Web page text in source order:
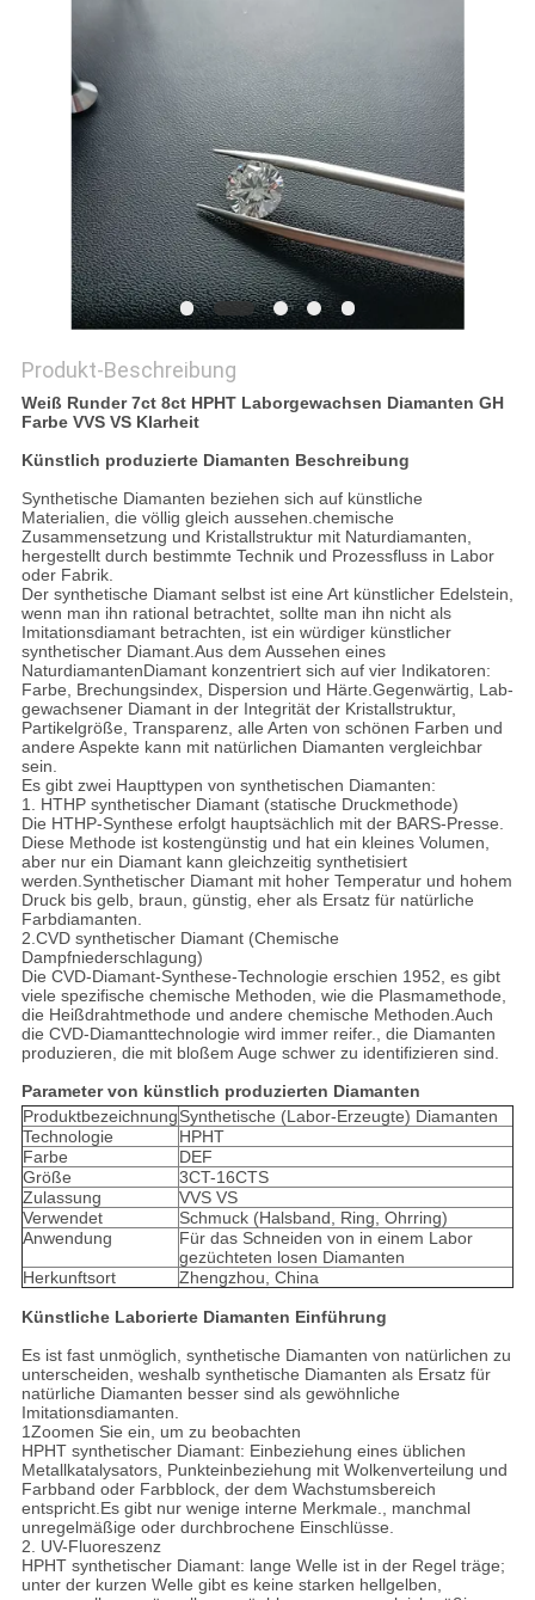
PRIVACY
POLICY
Produkt-Beschreibung
Weiß Runder 7ct 8ct HPHT Laborgewachsen Diamanten GH
Farbe VVS VS Klarheit
Künstlich produzierte Diamanten Beschreibung
Synthetische Diamanten beziehen sich auf künstliche
Materialien, die völlig gleich aussehen.chemische
Zusammensetzung und Kristallstruktur mit Naturdiamanten,
hergestellt durch bestimmte Technik und Prozessfluss in Labor
oder Fabrik.
Der synthetische Diamant selbst ist eine Art künstlicher Edelstein,
wenn man ihn rational betrachtet, sollte man ihn nicht als
Imitationsdiamant betrachten, ist ein würdiger künstlicher
synthetischer Diamant.Aus dem Aussehen eines
NaturdiamantenDiamant konzentriert sich auf vier Indikatoren:
Farbe, Brechungsindex, Dispersion und Härte.Gegenwärtig, Lab-
gewachsener Diamant in der Integrität der Kristallstruktur,
Partikelgröße, Transparenz, alle Arten von schönen Farben und
andere Aspekte kann mit natürlichen Diamanten vergleichbar
sein.
Es gibt zwei Haupttypen von synthetischen Diamanten:
1. HTHP synthetischer Diamant (statische Druckmethode)
Die HTHP-Synthese erfolgt hauptsächlich mit der BARS-Presse.
Diese Methode ist kostengünstig und hat ein kleines Volumen,
aber nur ein Diamant kann gleichzeitig synthetisiert
werden.Synthetischer Diamant mit hoher Temperatur und hohem
Druck bis gelb, braun, günstig, eher als Ersatz für natürliche
Farbdiamanten.
2.CVD synthetischer Diamant (Chemische
Dampfniederschlagung)
Die CVD-Diamant-Synthese-Technologie erschien 1952, es gibt
viele spezifische chemische Methoden, wie die Plasmamethode,
die Heißdrahtmethode und andere chemische Methoden.Auch
die CVD-Diamanttechnologie wird immer reifer., die Diamanten
produzieren, die mit bloßem Auge schwer zu identifizieren sind.
Parameter von künstlich produzierten Diamanten
ProduktbezeichnungSynthetische (Labor-Erzeugte) Diamanten
Technologie
HPHT
Farbe
DEF
Größe
3CT-16CTS
Zulassung
VVS VS
Verwendet
Schmuck (Halsband, Ring, Ohrring)
Anwendung
Für das Schneiden von in einem Labor
gezüchteten losen Diamanten
Herkunftsort
Zhengzhou, China
Künstliche Laborierte Diamanten Einführung
Es ist fast unmöglich, synthetische Diamanten von natürlichen zu
unterscheiden, weshalb synthetische Diamanten als Ersatz für
natürliche Diamanten besser sind als gewöhnliche
Imitationsdiamanten.
1Zoomen Sie ein, um zu beobachten
HPHT synthetischer Diamant: Einbeziehung eines üblichen
Metallkatalysators, Punkteinbeziehung mit Wolkenverteilung und
Farbband oder Farbblock, der dem Wachstumsbereich
entspricht.Es gibt nur wenige interne Merkmale., manchmal
unregelmäßige oder durchbrochene Einschlüsse.
2. UV-Fluoreszenz
HPHT synthetischer Diamant: lange Welle ist in der Regel träge;
unter der kurzen Welle gibt es keine starken hellgelben,